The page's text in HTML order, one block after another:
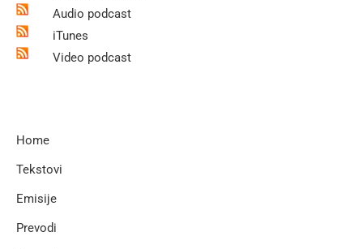
Audio podcast
iTunes
Video podcast
Home
Tekstovi
Emisije
Prevodi